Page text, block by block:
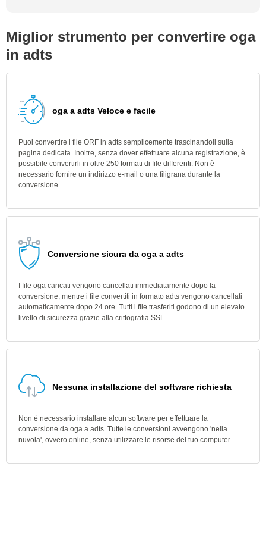
Miglior strumento per convertire oga
in adts
oga a adts Veloce e facile
Puoi convertire i file ORF in adts semplicemente trascinandoli sulla
pagina dedicata. Inoltre, senza dover effettuare alcuna registrazione, è
possibile convertirli in oltre 250 formati di file differenti. Non è
necessario fornire un indirizzo e-mail o una filigrana durante la
conversione.
Conversione sicura da oga a adts
I file oga caricati vengono cancellati immediatamente dopo la
conversione, mentre i file convertiti in formato adts vengono cancellati
automaticamente dopo 24 ore. Tutti i file trasferiti godono di un elevato
livello di sicurezza grazie alla crittografia SSL.
Nessuna installazione del software richiesta
Non è necessario installare alcun software per effettuare la
conversione da oga a adts. Tutte le conversioni avvengono 'nella
nuvola', ovvero online, senza utilizzare le risorse del tuo computer.